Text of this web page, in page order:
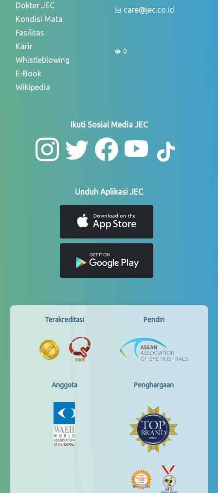
Dokter JEC
Kondisi Mata
Fasilitas
Karir
Whistleblowing
E-Book
Wikipedia
care@jec.co.id
0
Ikuti Sosial Media JEC
Unduh Aplikasi JEC
Terakreditasi Pendiri
Anggota Penghargaan